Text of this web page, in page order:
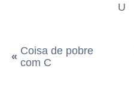
U
« Coisa de pobre
com C